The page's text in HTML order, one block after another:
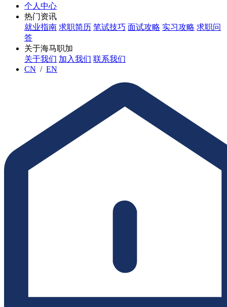
个人中心
热门资讯
就业指南 求职简历 笔试技巧 面试攻略 实习攻略 求职问
答
关于海马职加
关于我们 加入我们 联系我们
CN / EN